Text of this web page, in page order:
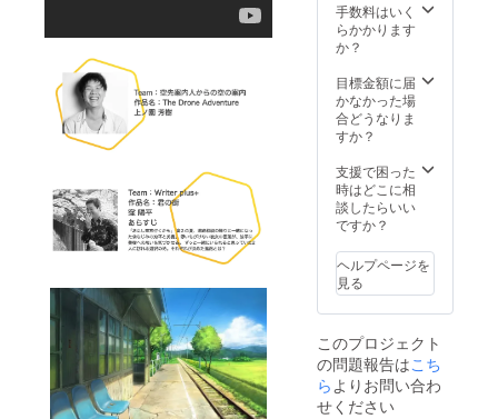
手数料はいく
らかかります
か？
目標金額に届
かなかった場
合どうなりま
すか？
支援で困った
時はどこに相
談したらいい
ですか？
ヘルプページを
見る
このプロジェクト
の問題報告はこち
らよりお問い合わ
せください